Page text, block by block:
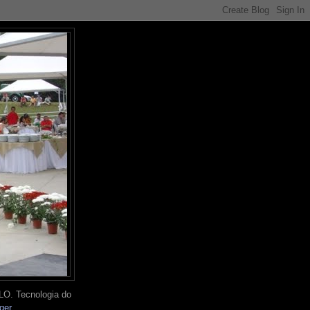
Tecnologia do
.